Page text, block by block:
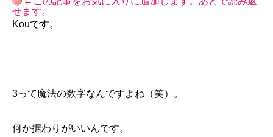
せます。
Kouです。
3って魔法の数字なんですよね（笑）。
何か据わりがいいんです。